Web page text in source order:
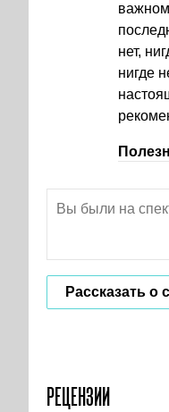
нет,
нигде
Рассказать о
РЕЦЕНЗИИ